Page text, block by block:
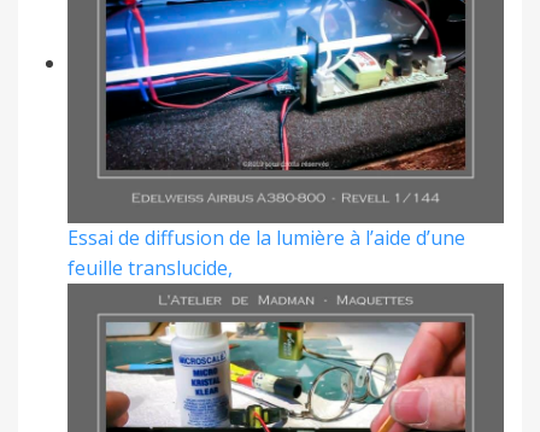
Essai de diffusion de la lumière à l’aide d’une
feuille translucide,